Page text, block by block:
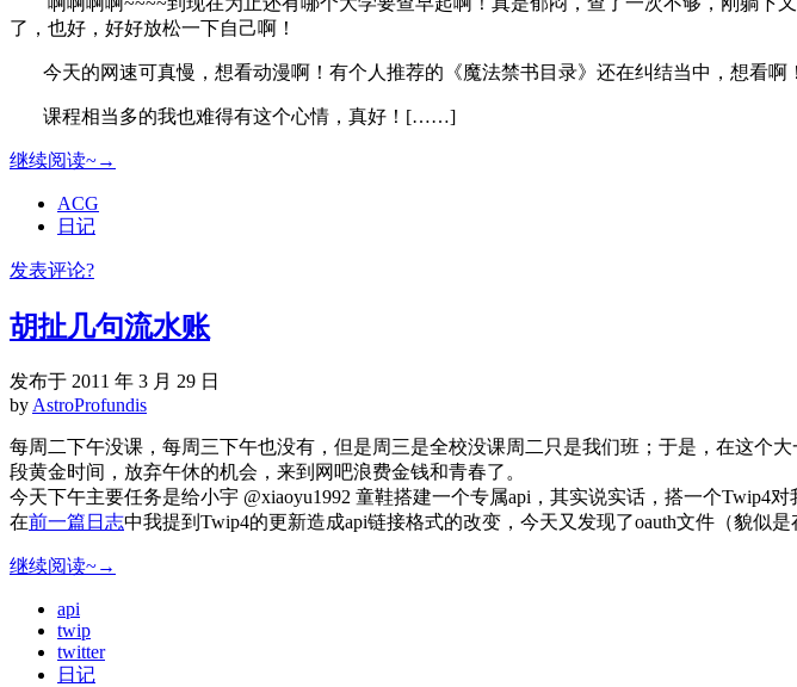
了，也好，好好放松一下自己啊！
今天的网速可真慢，想看动漫啊！有个人推荐的《魔法禁书目录》还在纠结当中，想看啊
课程相当多的我也难得有这个心情，真好！[……]
继续阅读~→
ACG
日记
发表评论?
胡扯几句流水账
发布于 2011 年 3 月 29 日
by AstroProfundis
每周二下午没课，每周三下午也没有，但是周三是全校没课周二只是我们班；于是，在这个
段黄金时间，放弃午休的机会，来到网吧浪费金钱和青春了。
今天下午主要任务是给小宇 @xiaoyu1992 童鞋搭建一个专属api，其实说实话，搭一个
在前一篇日志中我提到Twip4的更新造成api链接格式的改变，今天又发现了oauth文件（貌似
继续阅读~→
api
twip
twitter
日记